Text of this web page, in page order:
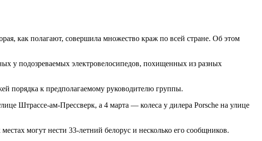
как полагают, совершила множество краж по всей стране. Об этом
у подозреваемых электровелосипедов, похищенных из разных
порядка к предполагаемому руководителю группы.
Штрассе-ам-Прессверк, а 4 марта — колеса у дилера Porsche на улице
могут нести 33-летний белорус и несколько его сообщников.